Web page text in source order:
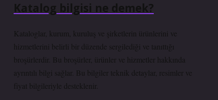
Katalog bilgisi ne demek?
Kataloglar, kurum, kuruluş ve şirketlerin ürünlerini ve
hizmetlerini belirli bir düzende sergilediği ve tanıttığı
broşürlerdir. Bu broşürler, ürünler ve hizmetler hakkında
ayrıntılı bilgi sağlar. Bu bilgiler teknik detaylar, resimler ve
fiyat bilgileriyle desteklenir.